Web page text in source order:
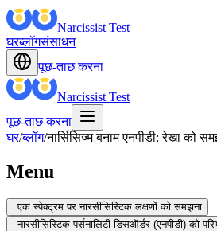
Narcissist Test
घरब्लॉगसंसाधन
पूछ-ताछ करना
Narcissist Test
पूछ-ताछ करना
घर/ब्लॉग/नार्सिसिज्म बनाम एनपीडी: रेखा को
Menu
एक स्पेक्ट्रम पर नारसीसिस्टिक लक्षणों को समझना
नारसीसिस्टिक पर्सनालिटी डिसऑर्डर (एनपीडी) को